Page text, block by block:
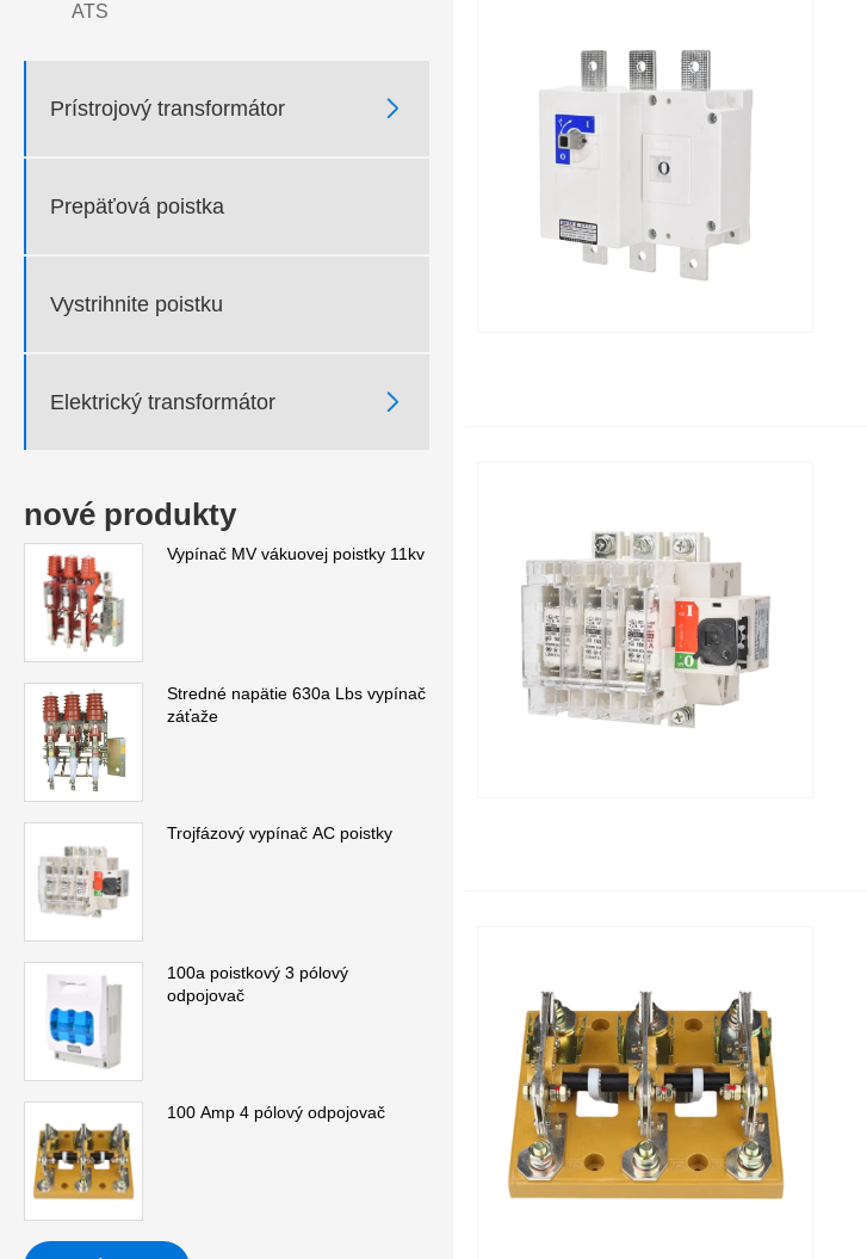
ATS
Prístrojový transformátor 
Prepäťová poistka
Vystrihnite poistku
Elektrický transformátor 
nové produkty
Vypínač MV vákuovej poistky 11kv
Stredné napätie 630a Lbs vypínač
záťaže
Trojfázový vypínač AC poistky
100a poistkový 3 pólový
odpojovač
100 Amp 4 pólový odpojovač